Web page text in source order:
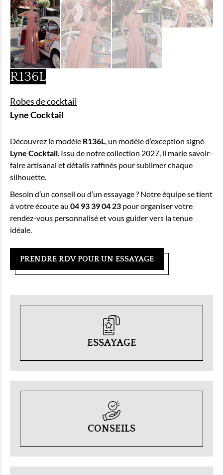
R136L
Robes de cocktail
Lyne Cocktail
Découvrez le modèle R136L , un modèle d’exception signé
Lyne Cocktail . Issu de notre collection 2027, il marie savoir-
faire artisanal et détails raffinés pour sublimer chaque
silhouette.
Besoin d’un conseil ou d’un essayage ? Notre équipe se tient
à votre écoute au 04 93 39 04 23 pour organiser votre
rendez-vous personnalisé et vous guider vers la tenue
idéale.
PRENDRE RDV POUR UN ESSAYAGE
ESSAYAGE
CONSEILS